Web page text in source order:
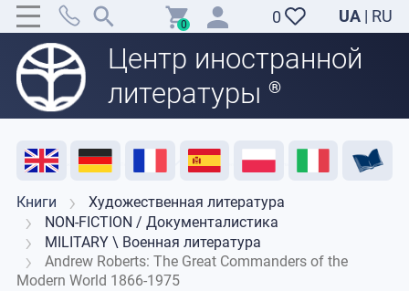
0 UA | RU
Центр иностранной
литературы ®
0
Акция Распродажа Отзывы Поддержка преподавателей
Книги
Художественная литература
NON-FICTION / Документалистика
MILITARY \ Военная литература
Andrew Roberts: The Great Commanders of the
Modern World 1866-1975